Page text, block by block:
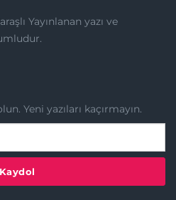
Yayınlanan yazı ve
Yeni yazıları kaçırmayın.
Kaydol